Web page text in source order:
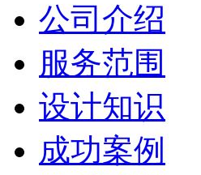
公司介绍
服务范围
设计知识
成功案例